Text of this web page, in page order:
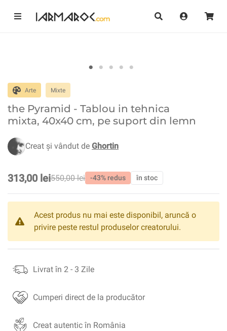
Arte Mixte
the Pyramid - Tablou in tehnica
mixta, 40x40 cm, pe suport din lemn
Creat și vândut de Ghortin
313,00 lei550,00 lei -43% redus în stoc
Acest produs nu mai este disponibil, aruncă o
privire peste restul produselor creatorului.
Livrat în 2 - 3 Zile
Cumperi direct de la producător
Creat autentic în România